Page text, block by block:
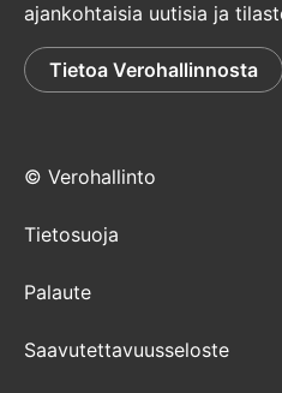
ajankohtaisia uutisia ja
Tietoa Verohallinnosta
© Verohallinto
Tietosuoja
Palaute
Saavutettavuusseloste